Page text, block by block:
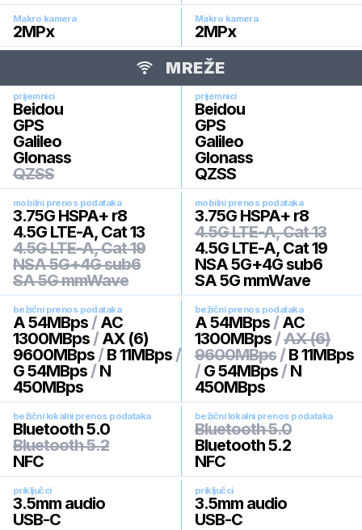
Makro kamera
2MPx
Makro kamera
2MPx
MREŽE
prijemnici
Beidou
GPS
Galileo
Glonass
QZSS
prijemnici
Beidou
GPS
Galileo
Glonass
QZSS
mobilni prenos podataka
3.75G HSPA+ r8
4.5G LTE-A, Cat 13
4.5G LTE-A, Cat 19
NSA 5G+4G sub6
SA 5G mmWave
mobilni prenos podataka
3.75G HSPA+ r8
4.5G LTE-A, Cat 13
4.5G LTE-A, Cat 19
NSA 5G+4G sub6
SA 5G mmWave
bežični prenos podataka
A 54MBps / AC
1300MBps / AX (6)
9600MBps / B 11MBps /
G 54MBps / N
450MBps
bežični prenos podataka
A 54MBps / AC
1300MBps /AX (6)
9600MBps / B 11MBps
/ G 54MBps / N
450MBps
bežični lokalni prenos podataka
Bluetooth 5.0
Bluetooth 5.2
NFC
bežični lokalni prenos podataka
Bluetooth 5.0
Bluetooth 5.2
NFC
priključci
3.5mm audio
USB-C
priključci
3.5mm audio
USB-C